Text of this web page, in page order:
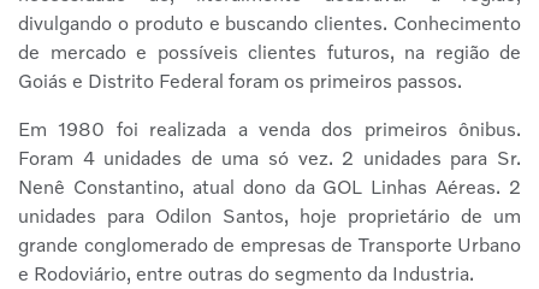
divulgando o produto e buscando clientes. Conhecimento
de mercado e possíveis clientes futuros, na região de
Goiás e Distrito Federal foram os primeiros passos.
Em 1980 foi realizada a venda dos primeiros ônibus.
Foram 4 unidades de uma só vez. 2 unidades para Sr.
Nenê Constantino, atual dono da GOL Linhas Aéreas. 2
unidades para Odilon Santos, hoje proprietário de um
grande conglomerado de empresas de Transporte Urbano
e Rodoviário, entre outras do segmento da Industria.